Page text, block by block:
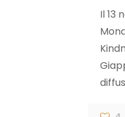
Il 13